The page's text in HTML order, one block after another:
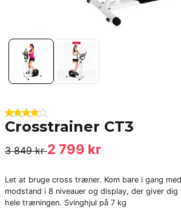
Crosstrainer CT3
3 849 kr2 799 kr
Let at bruge cross træner. Kom bare i gang
modstand i 8 niveauer og display, der giver
hele træningen. Svinghjul på 7 kg